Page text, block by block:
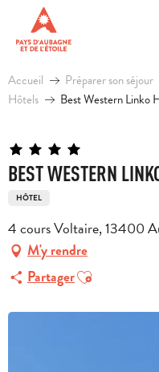
contenu
principal
Accueil Préparer son séjour
Hôtels
Best Western Linko
BEST WESTERN
HÔTEL
4 cours Voltaire, 13400
M'y rendre
PartagerAjouter aux